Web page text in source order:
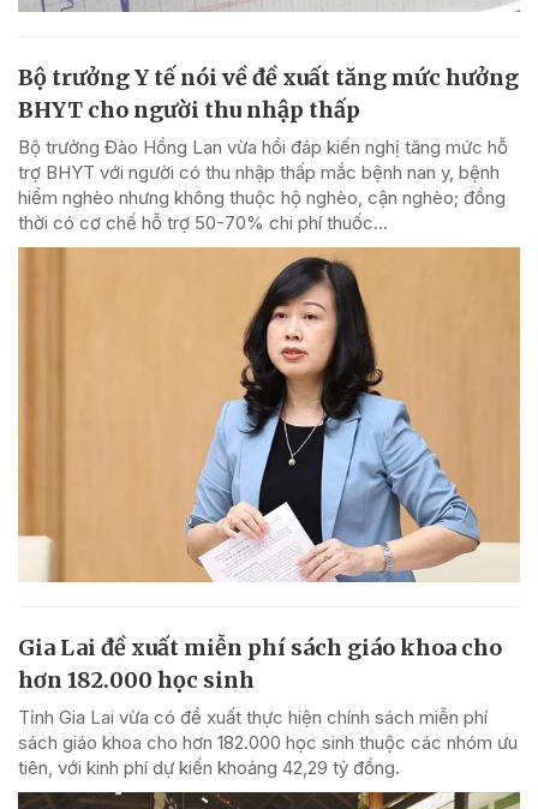
Bộ trưởng Y tế nói về đề xuất tăng mức hưởng
BHYT cho người thu nhập thấp
Bộ trưởng Đào Hồng Lan vừa hồi đáp kiến nghị tăng mức hỗ
trợ BHYT với người có thu nhập thấp mắc bệnh nan y, bệnh
hiểm nghèo nhưng không thuộc hộ nghèo, cận nghèo; đồng
thời có cơ chế hỗ trợ 50-70% chi phí thuốc...
Gia Lai đề xuất miễn phí sách giáo khoa cho
hơn 182.000 học sinh
Tỉnh Gia Lai vừa có đề xuất thực hiện chính sách miễn phí
sách giáo khoa cho hơn 182.000 học sinh thuộc các nhóm ưu
tiên, với kinh phí dự kiến khoảng 42,29 tỷ đồng.